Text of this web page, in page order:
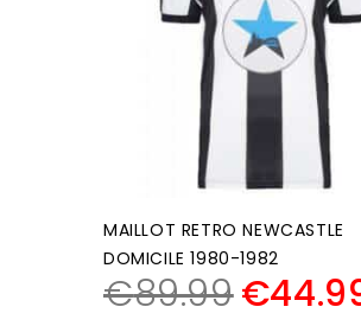
MAILLOT RETRO NEWCASTLE
DOMICILE 1980-1982
€89.99€